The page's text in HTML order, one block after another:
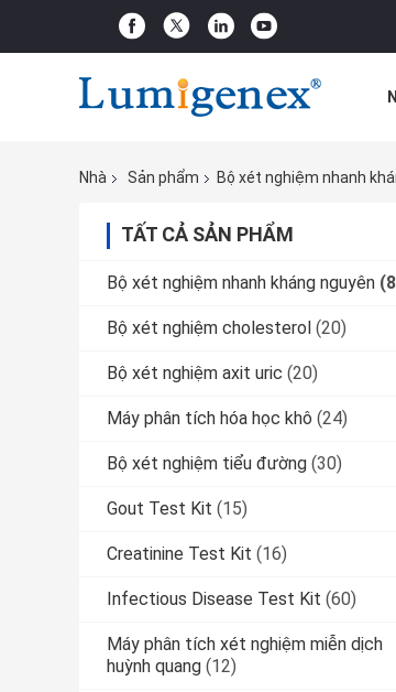
Nhà
Sản phẩm Bộ xét nghiệm nhanh
TẤT CẢ SẢN PHẨM
Bộ xét nghiệm nhanh kháng nguyên
Bộ xét nghiệm cholesterol (20)
Bộ xét nghiệm axit uric (20)
Máy phân tích hóa học khô (24)
Bộ xét nghiệm tiểu đường (30)
Gout Test Kit (15)
Creatinine Test Kit (16)
Infectious Disease Test Kit (60)
Máy phân tích xét nghiệm miễn dịch
huỳnh quang (12)